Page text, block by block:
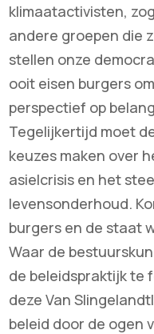
klimaatactivisten,
andere groepen die
stellen onze
ooit eisen burgers
perspectief op
Tegelijkertijd moet
keuzes maken over
asielcrisis en het
levensonderhoud.
burgers en de staat
Waar de
de beleidspraktijk te
deze Van
beleid door de ogen